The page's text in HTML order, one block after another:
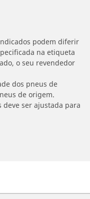
podem diferir
na etiqueta
o seu revendedor
dos pneus de
de origem.
deve ser ajustada para